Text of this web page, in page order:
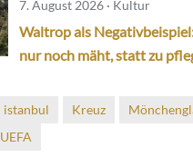
7. August 2026 · Kultur
Waltrop als
nur noch mäht, statt zu
istanbul Kreuz
UEFA